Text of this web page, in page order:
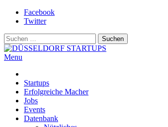
Skip
Facebook
Twitter
Suchen
nach:
Menu
Startups
Erfolgreiche Macher
Jobs
Events
Datenbank